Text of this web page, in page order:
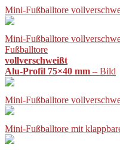
Mini-Fußballtore
Mini-Fußballtore
Fußballtore
vollverschweißt
Alu-Profil 75×40 mm – Bild
Mini-Fußballtore
Mini-Fußballtore mit